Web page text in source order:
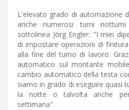
L'elevato grado di automazione
anche numerosi turni
sottolinea Jörg Engler: "I miei
di impostare operazioni di
alla fine del turno di lavoro.
automatico sul montante
cambio automatico della testa
siamo in grado di eseguire quasi
la notte o talvolta anche
settimana".